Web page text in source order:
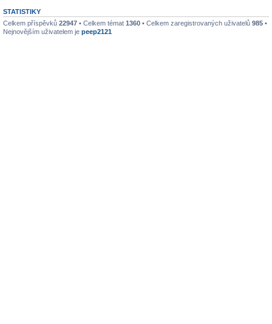
STATISTIKY
Celkem příspěvků 22947 • Celkem témat 1360 • Celkem zaregistrovaných uživatelů 985 •
Nejnovějším uživatelem je peep2121